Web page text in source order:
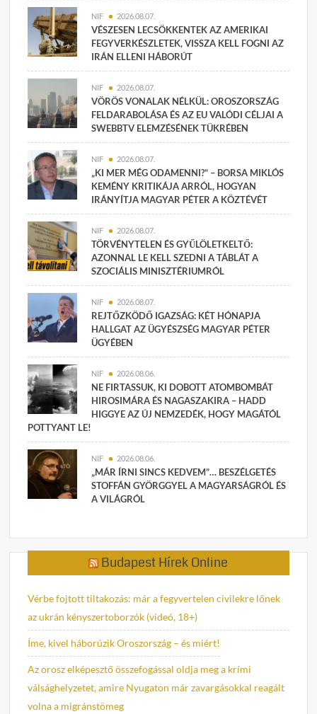
NIF 2026.08.07.
VÉSZESEN LECSÖKKENTEK AZ AMERIKAI
FEGYVERKÉSZLETEK, VISSZA KELL FOGNI AZ
IRÁN ELLENI HÁBORÚT
NIF 2026.08.07.
VÖRÖS VONALAK NÉLKÜL: OROSZORSZÁG
FELDARABOLÁSA ÉS AZ EU VALÓDI CÉLJAI A
SWEBBTV ELEMZÉSÉNEK TÜKRÉBEN
NIF 2026.08.07.
„KI MER MÉG ODAMENNI?” – BORSA MIKLÓS
KEMÉNY KRITIKÁJA ARRÓL, HOGYAN
IRÁNYÍTJA MAGYAR PÉTER A KÖZTÉVÉT
NIF 2026.08.07.
TÖRVÉNYTELEN ÉS GYŰLÖLETKELTŐ:
AZONNAL LE KELL SZEDNI A TÁBLÁT A
SZOCIÁLIS MINISZTÉRIUMRÓL
NIF 2026.08.07.
REJTŐZKÖDŐ IGAZSÁG: KÉT HÓNAPJA
HALLGAT AZ ÜGYÉSZSÉG MAGYAR PÉTER
ÜGYÉBEN
NIF 2026.08.06.
NE FIRTASSUK, KI DOBOTT ATOMBOMBÁT
HIROSIMÁRA ÉS NAGASZAKIRA – HADD
HIGGYE AZ ÚJ NEMZEDÉK, HOGY MAGÁTÓL
POTTYANT LE!
NIF 2026.08.06.
„MÁR ÍRNI SINCS KEDVEM”… BESZÉLGETÉS
STOFFÁN GYÖRGGYEL A MAGYARSÁGRÓL ÉS
A VILÁGRÓL
Budapest Hírek Online
Vérbe fojtott tiltakozás: már a fegyvertelen civilekre lőnek
az ukrán kényszertoborzók (videó, 18+)
Íme, kivel háborúzik Oroszország – és miért!
Az orosz elképesztő összefogással oldja meg a krími
válsághelyzetet, amire Nyugaton már zavargásokkal reagált
volna a migránstömeg